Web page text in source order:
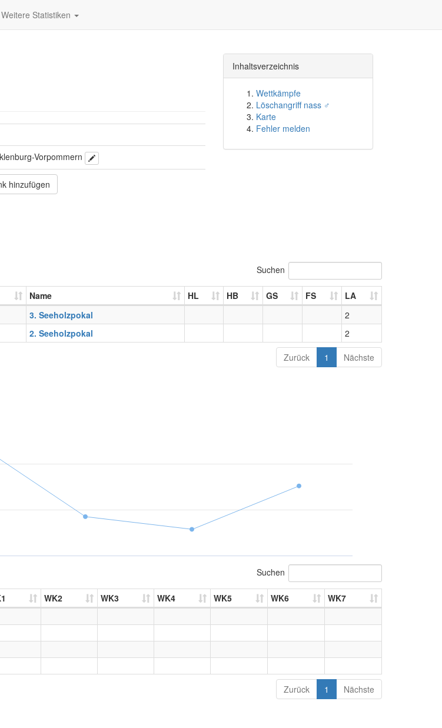
Weitere Statistiken
Vorpommern
hinzufügen
Inhaltsverzeichnis
Wettkämpfe
Löschangriff nass ♂
Karte
Fehler melden
Suchen
Name HL HB GS FS
LA
3. Seeholzpokal
2
2. Seeholzpokal
2
Zurück 1 Nächste
Suchen
WK2 WK3 WK4 WK5 WK6 WK7
Zurück 1 Nächste